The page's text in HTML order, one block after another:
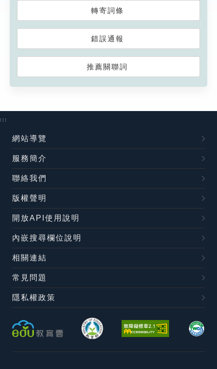
轉寄詞條
錯誤通報
推薦關聯詞
:::
網站導覽
服務簡介
聯絡我們
版權聲明
開放API使用說明
內嵌搜尋欄位說明
相關連結
常見問題
隱私權政策